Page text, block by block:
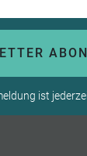
ist